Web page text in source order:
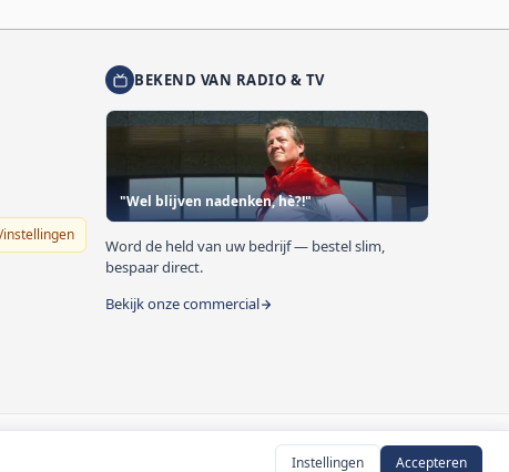
Instellingen Accepteren
BEKEND VAN RADIO & TV
"Wel blijven nadenken, hè?!"
Word de held van uw bedrijf — bestel slim,
bespaar direct.
Bekijk onze commercial